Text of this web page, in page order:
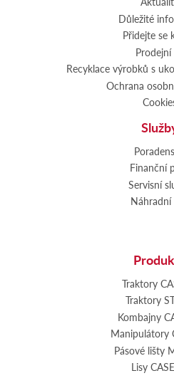
Důležité
Přidejte se
Recyklace výrobků s
Ochrana
Finanční
Servisní
Náhradní
Traktory
Traktory
Kombajny
Manipulátory
Pásové lišty
Lisy